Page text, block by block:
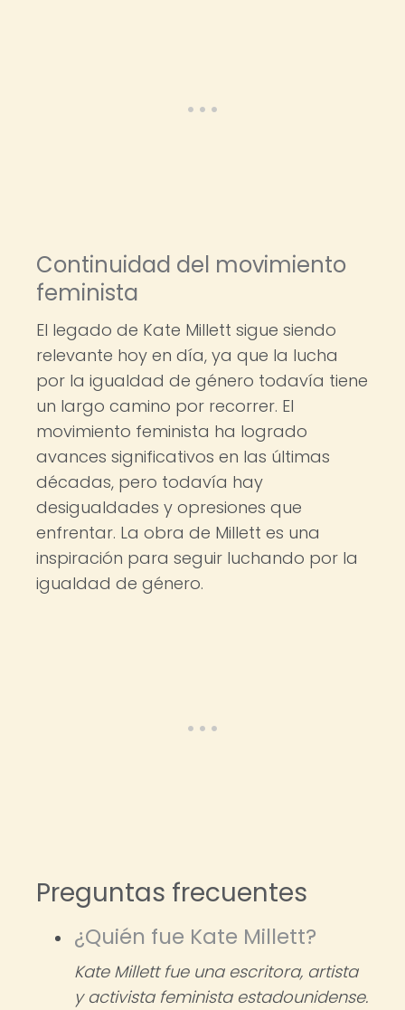
Continuidad del movimiento
feminista
El legado de Kate Millett sigue siendo
relevante hoy en día, ya que la lucha
por la igualdad de género todavía tiene
un largo camino por recorrer. El
movimiento feminista ha logrado
avances significativos en las últimas
décadas, pero todavía hay
desigualdades y opresiones que
enfrentar. La obra de Millett es una
inspiración para seguir luchando por la
igualdad de género.
Preguntas frecuentes
¿Quién fue Kate Millett?
Kate Millett fue una escritora, artista
y activista feminista estadounidense.